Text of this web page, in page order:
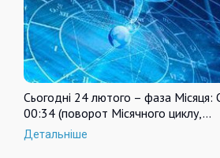
Сьогодні 24 лютого – фаза Місяця:
00:34 (поворот Місячного циклу,…
Детальніше